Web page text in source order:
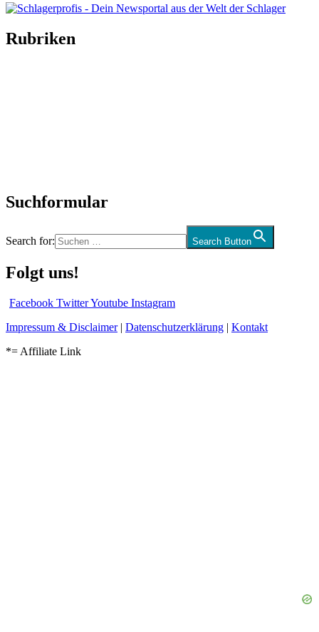
Rubriken
Suchformular
Search for: Search Button
Folgt uns!
Facebook TwitterYoutube Instagram
Impressum & Disclaimer| Datenschutzerklärung | Kontakt
*= Affiliate Link